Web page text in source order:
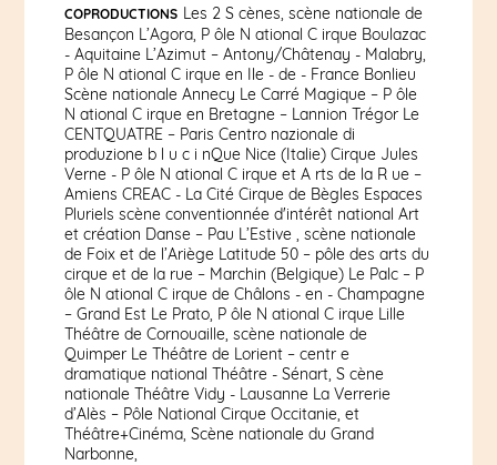
COPRODUCTIONS Les 2 S cènes, scène nationale de
Besançon L’Agora, P ôle N ational C irque Boulazac
- Aquitaine L’Azimut – Antony/Châtenay - Malabry,
P ôle N ational C irque en Ile - de - France Bonlieu
Scène nationale Annecy Le Carré Magique – P ôle
N ational C irque en Bretagne – Lannion Trégor Le
CENTQUATRE – Paris Centro nazionale di
produzione b l u c i nQue Nice (Italie) Cirque Jules
Verne - P ôle N ational C irque et A rts de la R ue –
Amiens CREAC - La Cité Cirque de Bègles Espaces
Pluriels scène conventionnée d'intérêt national Art
et création Danse – Pau L’Estive , scène nationale
de Foix et de l’Ariège Latitude 50 – pôle des arts du
cirque et de la rue – Marchin (Belgique) Le Palc – P
ôle N ational C irque de Châlons - en - Champagne
– Grand Est Le Prato, P ôle N ational C irque Lille
Théâtre de Cornouaille, scène nationale de
Quimper Le Théâtre de Lorient – centr e
dramatique national Théâtre - Sénart, S cène
nationale Théâtre Vidy - Lausanne La Verrerie
d’Alès – Pôle National Cirque Occitanie, et
Théâtre+Cinéma, Scène nationale du Grand
Narbonne,